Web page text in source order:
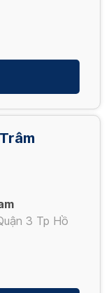
3 Tp Hồ